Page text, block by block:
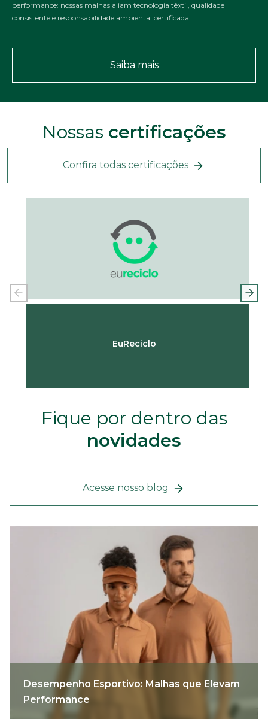
performance: nossas malhas aliam tecnologia têxtil, qualidade
consistente e responsabilidade ambiental certificada.
Saiba mais
Nossas certificações
Confira todas certificações
EuReciclo
Fique por dentro das
novidades
Acesse nosso blog
Desempenho Esportivo: Malhas que Elevam
Performance